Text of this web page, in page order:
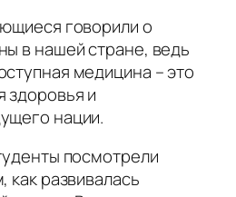
говорили о
в нашей стране, ведь
медицина – это
здоровья и
нации.
посмотрели
как развивалась